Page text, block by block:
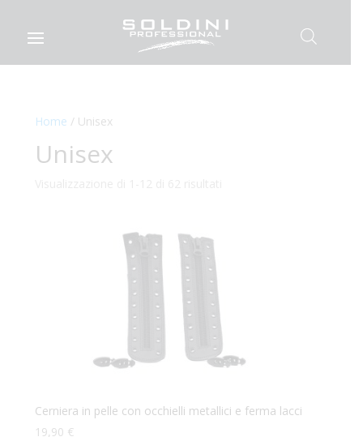
Home / Unisex
Unisex
Cerniera in pelle con occhielli metallici e ferma lacci
19,90 €